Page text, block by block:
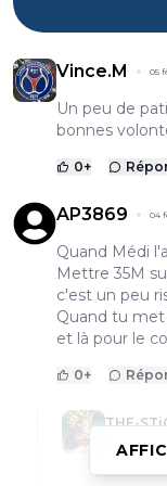
Vince.M 05
Un peu de
bonnes
0+
AP3869 04
Quand Médi
Mettre 35M
c'est un peu
Quand tu
et là pour le
0+
THE-
Jsuis